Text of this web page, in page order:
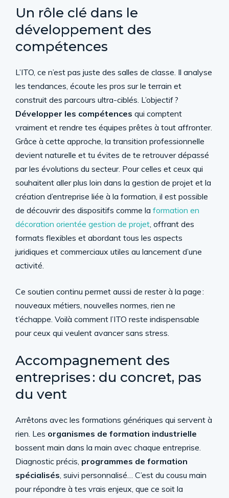
Un rôle clé dans le
développement des
compétences
L’ITO, ce n’est pas juste des salles de classe. Il analyse
les tendances, écoute les pros sur le terrain et
construit des parcours ultra-ciblés. L’objectif ?
Développer les compétences qui comptent
vraiment et rendre tes équipes prêtes à tout affronter.
Grâce à cette approche, la transition professionnelle
devient naturelle et tu évites de te retrouver dépassé
par les évolutions du secteur. Pour celles et ceux qui
souhaitent aller plus loin dans la gestion de projet et la
création d’entreprise liée à la formation, il est possible
de découvrir des dispositifs comme la formation en
décoration orientée gestion de projet, offrant des
formats flexibles et abordant tous les aspects
juridiques et commerciaux utiles au lancement d’une
activité.
Ce soutien continu permet aussi de rester à la page :
nouveaux métiers, nouvelles normes, rien ne
t’échappe. Voilà comment l’ITO reste indispensable
pour ceux qui veulent avancer sans stress.
Accompagnement des
entreprises : du concret, pas
du vent
Arrêtons avec les formations génériques qui servent à
rien. Les organismes de formation industrielle
bossent main dans la main avec chaque entreprise.
Diagnostic précis, programmes de formation
spécialisés, suivi personnalisé… C’est du cousu main
pour répondre à tes vrais enjeux, que ce soit la